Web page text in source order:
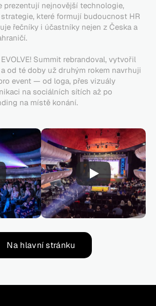
prezentují nejnovější technologie,
které formují budoucnost HR
řečníky i účastníky nejen z Česka a
Summit rebrandoval, vytvořil
od té doby už druhým rokem navrhuji
event — od loga, přes vizuály
na sociálních sítích až po
na místě konání.
Na hlavní stránku